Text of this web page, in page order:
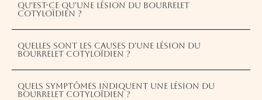
Renforcement musculaire
Qu'est-ce qu'une lésion du bourrelet
cotyloïdien ?
Quelles sont les causes d'une lésion du
bourrelet cotyloïdien ?
Quels symptômes indiquent une lésion du
bourrelet cotyloïdien ?